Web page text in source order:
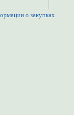
о закупках